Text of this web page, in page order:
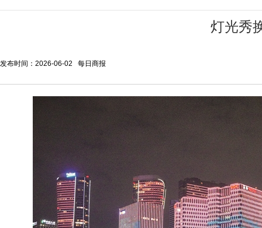
灯光秀
发布时间：2026-06-02 每日商报